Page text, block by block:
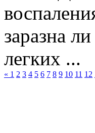
заразна
легких ...
« 1 2 3 4 5 6 7 8 9 10 11 12